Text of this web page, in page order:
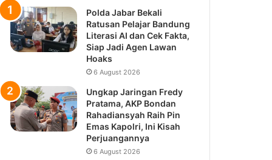
Polda Jabar Bekali
Ratusan Pelajar Bandung
Literasi AI dan Cek Fakta,
Siap Jadi Agen Lawan
Hoaks
6 August 2026
Ungkap Jaringan Fredy
Pratama, AKP Bondan
Rahadiansyah Raih Pin
Emas Kapolri, Ini Kisah
Perjuangannya
6 August 2026